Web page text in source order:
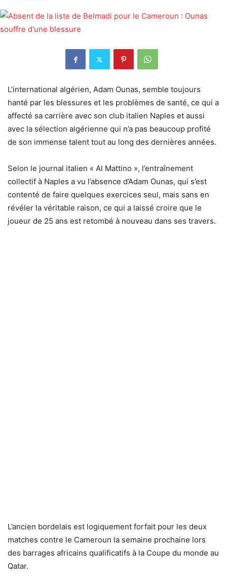
L’international algérien, Adam Ounas, semble toujours
hanté par les blessures et les problèmes de santé, ce qui a
affecté sa carrière avec son club italien Naples et aussi
avec la sélection algérienne qui n’a pas beaucoup profité
de son immense talent tout au long des dernières années.
Selon le journal italien « Al Mattino », l’entraînement
collectif à Naples a vu l’absence d’Adam Ounas, qui s’est
contenté de faire quelques exercices seul, mais sans en
révéler la véritable raison, ce qui a laissé croire que le
joueur de 25 ans est retombé à nouveau dans ses travers.
L’ancien bordelais est logiquement forfait pour les deux
matches contre le Cameroun la semaine prochaine lors
des barrages africains qualificatifs à la Coupe du monde au
Qatar.